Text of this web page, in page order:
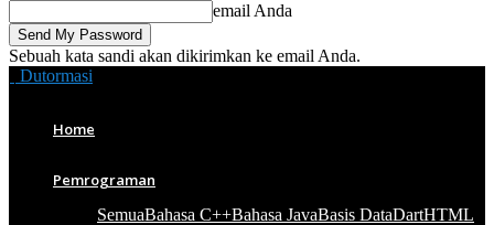
email Anda
Sebuah kata sandi akan dikirimkan ke email Anda.
Dutormasi
Home
Pemrograman
SemuaBahasa C++Bahasa JavaBasis DataDartHTML